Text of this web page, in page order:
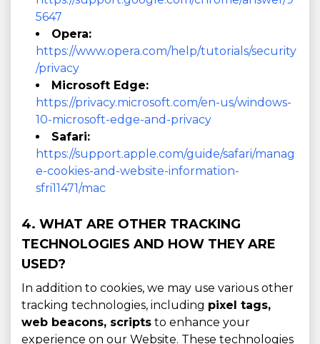
5647
Opera:
https://www.opera.com/help/tutorials/security
/privacy
Microsoft Edge:
https://privacy.microsoft.com/en-us/windows-
10-microsoft-edge-and-privacy
Safari:
https://support.apple.com/guide/safari/manag
e-cookies-and-website-information-
sfri11471/mac
4. WHAT ARE OTHER TRACKING
TECHNOLOGIES AND HOW THEY ARE
USED?
In addition to cookies, we may use various other
tracking technologies, including pixel tags,
web beacons, scripts to enhance your
experience on our Website. These technologies